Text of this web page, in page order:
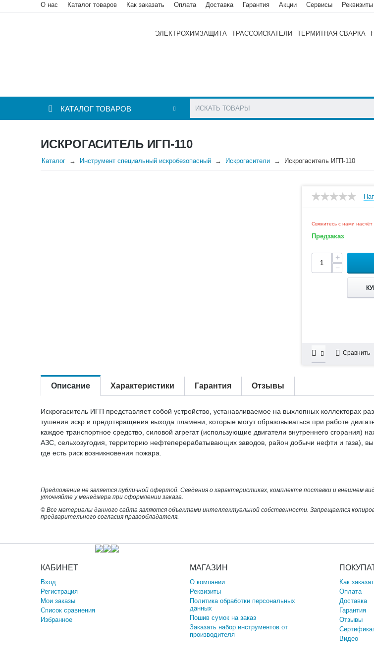
О нас Каталог товаров Как заказать Оплата Доставка Гарантия Акции Сервисы Реквизиты
ЭЛЕКТРОХИМЗАЩИТА ТРАССОИСКАТЕЛИ ТЕРМИТНАЯ СВАРКА
КАТАЛОГ ТОВАРОВ
ИСКРОГАСИТЕЛЬ ИГП-110
Каталог Инструмент специальный искробезопасный Искрогасители Искрогаситель ИГП-110
Свяжитесь с нами
Предзаказ
+
−
Сравнить
Описание Характеристики Гарантия Отзывы
Искрогаситель ИГП представляет собой устройство, устанавливаемое на выхлопных коллекторах
тушения искр и предотвращения выхода пламени, которые могут образовываться при работе
каждое транспортное средство, силовой агрегат (использующие двигатели внутреннего
АЗС, сельхозугодия, территорию нефтеперерабатывающих заводов, район добычи нефти и газа),
где есть риск возникновения пожара.
Предложение не является публичной офертой. Сведения о характеристиках, комплекте поставки и внешнем
уточняйте у менеджера при оформлении заказа.
© Все материалы данного сайта являются объектами интеллектуальной собственности. Запрещается
предварительного согласия правообладателя.
КАБИНЕТ
Вход
Регистрация
Мои заказы
Список сравнения
Избранное
МАГАЗИН
О компании
Реквизиты
Политика обработки персональных
данных
Пошив сумок на заказ
Заказать набор инструментов от
производителя
Как
Оплата
Доставка
Гарантия
Отзывы
Видео